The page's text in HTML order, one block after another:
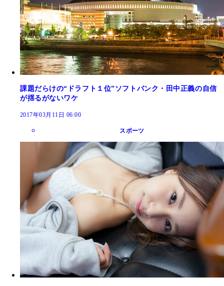
課題だらけの“ドラフト１位”ソフトバンク・田中正義の自信
が揺るがないワケ
2017年03月11日 06:00
スポーツ